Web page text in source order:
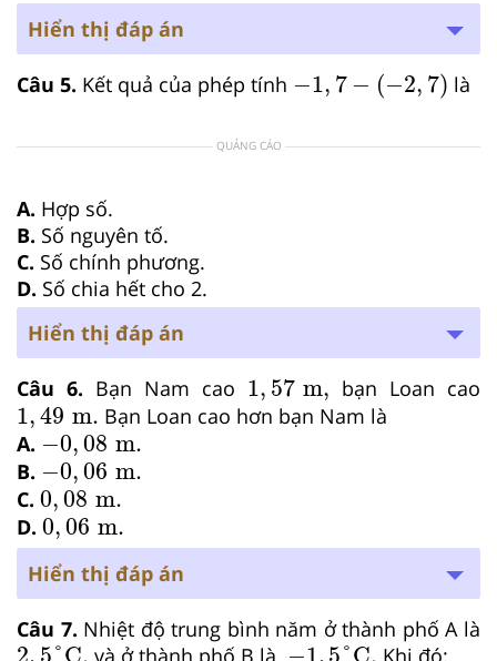
Hiển thị đáp án
Câu 5. Kết quả của phép tính −1, 7 − (−2, 7)
1 7− 2 là
QUẢNG CÁO
A. Hợp số.
B. Số nguyên tố.
C. Số chính phương.
D. Số chia hết cho 2.
Hiển thị đáp án
Câu 6. Bạn Nam cao 1, 57 m,
1 57 m, bạn Loan cao
1,49 m.
1,49m.Bạn Loan cao hơn bạn Nam là
A. −0,08 m.
−0,08m.
B. −0,06 m.
0,06m.
C. 0,08 m.
0 08m.
D. 0,06 m.
0, 06 m.
Hiển thị đáp án
Câu 7. Nhiệt độ trung bình năm ở thành phố A là
2, 5°C.
2,5°C. và ở thành phố B là −1 , 5°C.
−1, 5°C. Khi đó: